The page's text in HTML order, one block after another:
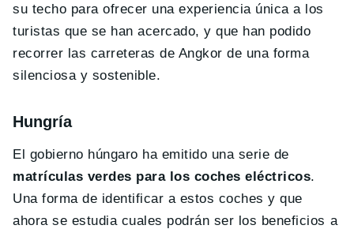
su techo para ofrecer una experiencia única a los
turistas que se han acercado, y que han podido
recorrer las carreteras de Angkor de una forma
silenciosa y sostenible.
Hungría
El gobierno húngaro ha emitido una serie de
matrículas verdes para los coches eléctricos.
Una forma de identificar a estos coches y que
ahora se estudia cuales podrán ser los beneficios a